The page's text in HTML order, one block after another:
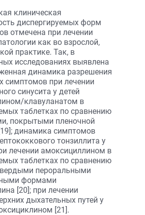
клиническая
диспергируемых форм
отмечена при лечении
как во взрослой,
практике. Так, в
исследованиях выявлена
динамика разрешения
симптомов при лечении
синусита у детей
клавуланатом в
таблетках по сравнению
покрытыми пленочной
динамика симптомов
тонзиллита у
лечении амоксициллином в
таблетках по сравнению
пероральными
формами
[20]; при лечении
дыхательных путей у
[21].